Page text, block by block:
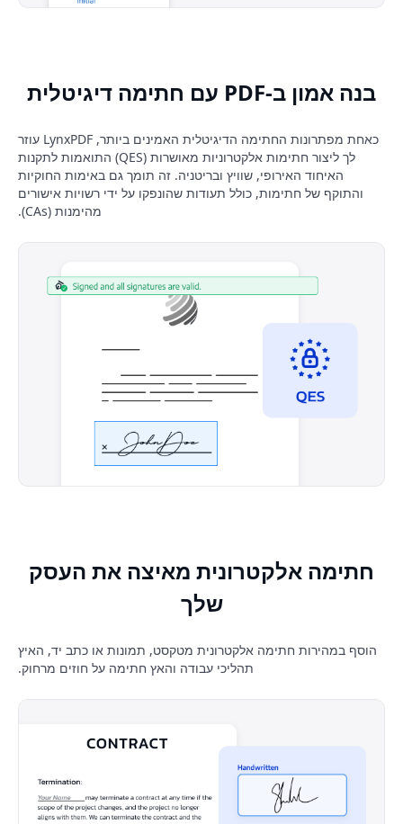
בנה אמון ב-PDF עם חתימה דיגיטלית
כאחת מפתרונות החתימה הדיגיטלית האמינים ביותר, LynxPDF עוזר
לך ליצור חתימות אלקטרוניות מאושרות (QES) התואמות לתקנות
האיחוד האירופי, שוויץ ובריטניה. זה תומך גם באימות החוקיות
והתוקף של חתימות, כולל תעודות שהונפקו על ידי רשויות אישורים
מהימנות (CAs).
חתימה אלקטרונית מאיצה את העסק
שלך
הוסף במהירות חתימה אלקטרונית מטקסט, תמונות או כתב יד, האיץ
תהליכי עבודה והאץ חתימה על חוזים מרחוק.